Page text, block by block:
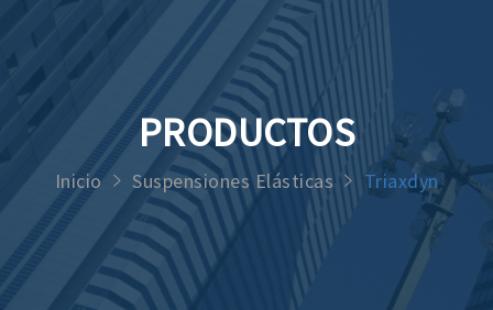
PRODUCTOS
Inicio Suspensiones Elásticas Triaxdyn